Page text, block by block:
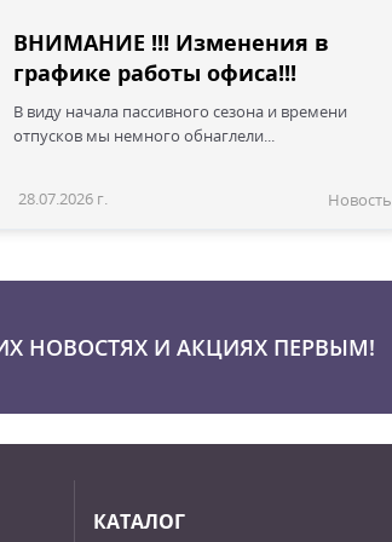
ВНИМАНИЕ !!! Изменения в
графике работы офиса!!!
В виду начала пассивного сезона и времени
отпусков мы немного обнаглели...
28.07.2026 г. Новость
НОВОСТЯХ И АКЦИЯХ ПЕРВЫМ!
КАТАЛОГ